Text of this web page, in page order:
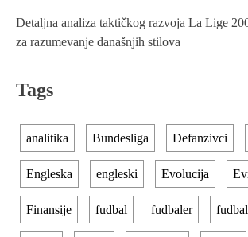
Detaljna analiza taktičkog razvoja La Lige
za razumevanje današnjih stilova
Tags
analitika Bundesliga Defanzivci
Engleska engleski Evolucija
Finansije fudbal fudbaler